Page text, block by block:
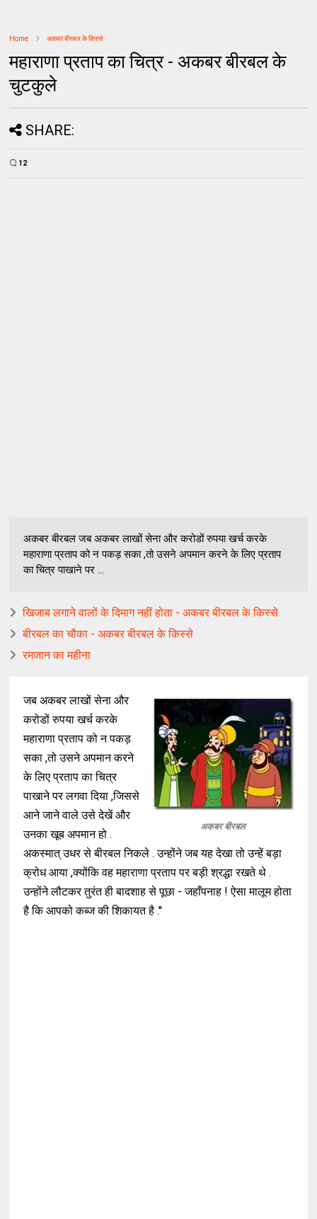
Home अकबर बीरबल के किस्से
महाराणा प्रताप का चित्र - अकबर बीरबल के
चुटकुले
SHARE:
12
अकबर बीरबल जब अकबर लाखों सेना और करोडों रुपया खर्च करके
महाराणा प्रताप को न पकड़ सका ,तो उसने अपमान करने के लिए प्रताप
का चित्र पाखाने पर ...
खिजाब लगाने वालों के दिमाग नहीं होता - अकबर बीरबल के किस्से
बीरबल का चौका - अकबर बीरबल के किस्से
रमजान का महीना
अकबर बीरबल
जब अकबर लाखों सेना और
करोडों रुपया खर्च करके
महाराणा प्रताप को न पकड़
सका ,तो उसने अपमान करने
के लिए प्रताप का चित्र
पाखाने पर लगवा दिया ,जिससे
आने जाने वाले उसे देखें और
उनका खूब अपमान हो .
अकस्मात् उधर से बीरबल निकले . उन्होंने जब यह देखा तो उन्हें बड़ा
क्रोध आया ,क्योंकि वह महाराणा प्रताप पर बड़ी श्रद्धा रखते थे .
उन्होंने लौटकर तुरंत ही बादशाह से पूछा - जहाँपनाह ! ऐसा मालूम होता
है कि आपको कब्ज की शिकायत है .''